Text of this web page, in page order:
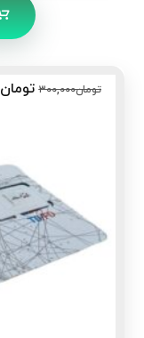
تومان۳۰۰,۰۰۰ تومان